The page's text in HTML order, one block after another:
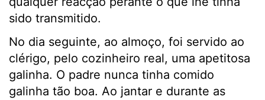
sido transmitido.
No dia seguinte, ao almoço, foi servido ao
clérigo, pelo cozinheiro real, uma apetitosa
galinha. O padre nunca tinha comido
galinha tão boa. Ao jantar e durante as